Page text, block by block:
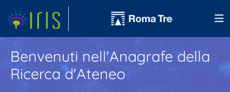
Benvenuti nell'Anagrafe della
Ricerca d'Ateneo